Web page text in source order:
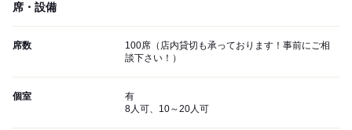
席・設備
席数
100席（店内貸切も承っております！事前にご相
談下さい！）
個室
有
8人可、10～20人可